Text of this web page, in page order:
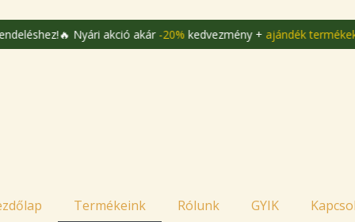
🔥 Nyári akció akár-20%kedvezmény +ajándék termékekminden
Termékeink Rólunk GYIK